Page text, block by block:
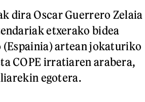
dira Oscar Guerrero Zelaia
etxerako bidea
(Espainia) artean jokaturiko
COPE irratiaren arabera,
egotera.